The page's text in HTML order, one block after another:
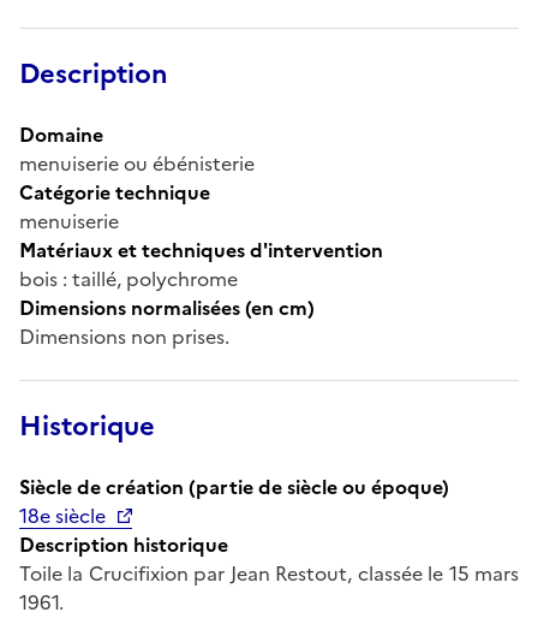
Description
Domaine
menuiserie ou ébénisterie
Catégorie technique
menuiserie
Matériaux et techniques d'intervention
bois : taillé, polychrome
Dimensions normalisées (en cm)
Dimensions non prises.
Historique
Siècle de création (partie de siècle ou époque)
18e siècle
Description historique
Toile la Crucifixion par Jean Restout, classée le 15 mars
1961.